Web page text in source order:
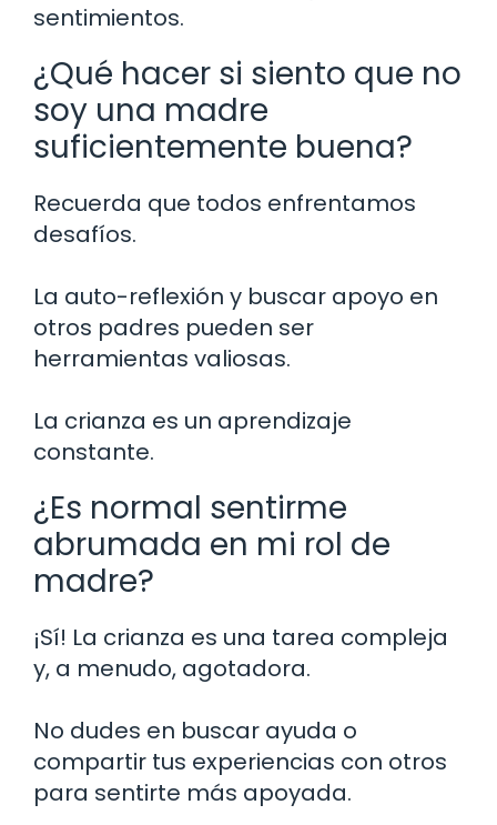
sentimientos.
¿Qué hacer si siento que no
soy una madre
suficientemente buena?
Recuerda que todos enfrentamos
desafíos.
La auto-reflexión y buscar apoyo en
otros padres pueden ser
herramientas valiosas.
La crianza es un aprendizaje
constante.
¿Es normal sentirme
abrumada en mi rol de
madre?
¡Sí! La crianza es una tarea compleja
y, a menudo, agotadora.
No dudes en buscar ayuda o
compartir tus experiencias con otros
para sentirte más apoyada.